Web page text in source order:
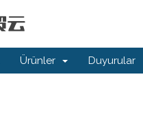
Ürünler Duyurular